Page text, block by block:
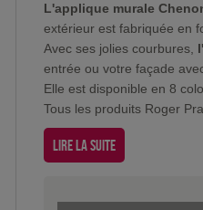
L'applique murale
extérieur est fabriquée en
Avec ses jolies courbures,
entrée ou votre façade
Elle est disponible en 8
Tous les produits Roger
Lire la suite